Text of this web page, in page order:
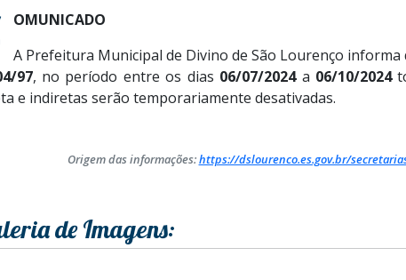
OMUNICADO
A Prefeitura Municipal de Divino de São Lourenço
97, no período entre os dias 06/07/2024a 06/10/2024
e indiretas serão temporariamente desativadas.
Origem das informações:https://dslourenco.es.gov.br/
de Imagens: